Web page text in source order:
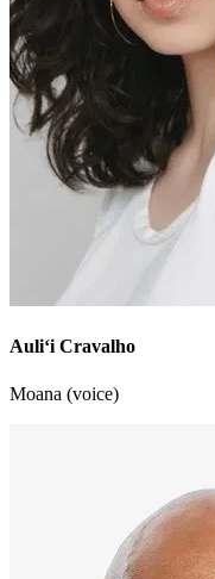
Auliʻi Cravalho
Moana (voice)